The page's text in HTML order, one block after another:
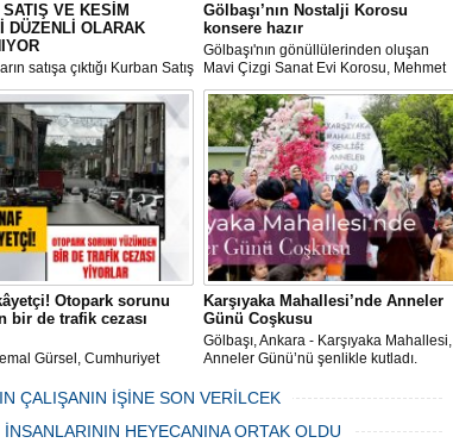
SATIŞ VE KESİM
DÜZENLİ OLARAK
satışa çıktığı Kurban Satış
haşere ve
önüne geçilmesi amacıyla
Belediyesi ekipleri
düzenli olarak ilaçlanıyor.
Gölbaşı’nın Nostalji Korosu
konsere hazır
Gölbaşı'nın gönüllülerinden oluşan
Mavi Çizgi Sanat Evi Korosu, Mehmet
Akif Ersoy Kültür Merkezi’nde vereceği
konsere hızır.
Otopark sorunu
bir de trafik cezası
Gürsel, Cumhuriyet
ve alışverişe gelen
park cezaları yüzünden
Karşıyaka Mahallesi’nde Anneler
Günü Coşkusu
Gölbaşı, Ankara - Karşıyaka Mahallesi,
Anneler Günü’nü şenlikle kutladı.
öncülüğünde düzenlenen 1. Karşıyaka
ÇALIŞANIN İŞİNE SON VERİLCEK
06 Mayıs 2024 Pazartesi 15:47
HEYECANINA ORTAK OLDU